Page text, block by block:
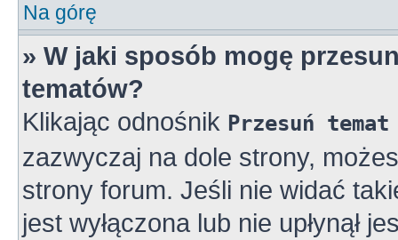
Na górę
» W jaki sposób mogę
tematów?
Klikając odnośnik Przesuń
zazwyczaj na dole strony,
strony forum. Jeśli nie widać
jest wyłączona lub nie upłynął